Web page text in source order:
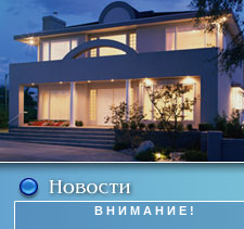
В Н И М А Н И Е !